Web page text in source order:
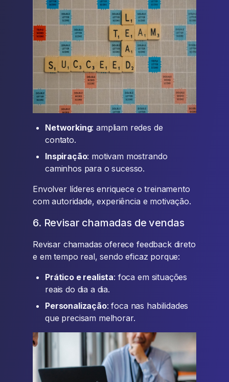
Networking: ampliam redes de
contato.
Inspiração: motivam mostrando
caminhos para o sucesso.
Envolver líderes enriquece o treinamento
com autoridade, experiência e motivação.
6. Revisar chamadas de vendas
Revisar chamadas oferece feedback direto
e em tempo real, sendo eficaz porque:
Prático e realista: foca em situações
reais do dia a dia.
Personalização: foca nas habilidades
que precisam melhorar.